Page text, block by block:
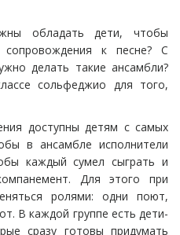
обладать дети, чтобы
сопровождения к песне? С
делать такие ансамбли?
сольфеджио для того,
доступны детям с самых
в ансамбле исполнители
каждый сумел сыграть и
Для этого при
ролями: одни поют,
В каждой группе есть дети-
сразу готовы придумать